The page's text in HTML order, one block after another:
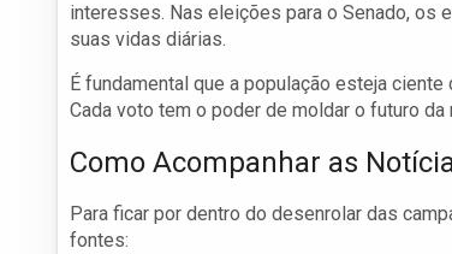
interesses. Nas eleições para o Senado, os
suas vidas diárias.
É fundamental que a população esteja
Cada voto tem o poder de moldar o futuro da
Como Acompanhar as
Para ficar por dentro do desenrolar das
fontes: